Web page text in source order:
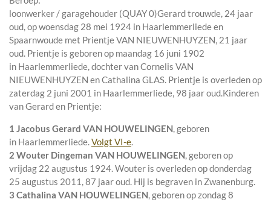
loonwerker / garagehouder (QUAY 0)Gerard trouwde, 24 jaar
oud, op woensdag 28 mei 1924 in Haarlemmerliede en
Spaarnwoude met Prientje VAN NIEUWENHUYZEN, 21 jaar
oud. Prientje is geboren op maandag 16 juni 1902
in Haarlemmerliede, dochter vanCornelis VAN
NIEUWENHUYZEN enCathalina GLAS. Prientje is overleden op
zaterdag 2 juni 2001 in Haarlemmerliede, 98 jaar oud.Kinderen
van Gerard en Prientje:
1 Jacobus Gerard VAN HOUWELINGEN, geboren
in Haarlemmerliede.Volgt VI-e.
2 Wouter Dingeman VAN HOUWELINGEN, geboren op
vrijdag 22 augustus 1924. Wouter is overleden op donderdag
25 augustus 2011, 87 jaar oud. Hij is begraven in Zwanenburg.
3 Cathalina VAN HOUWELINGEN, geboren op zondag 8